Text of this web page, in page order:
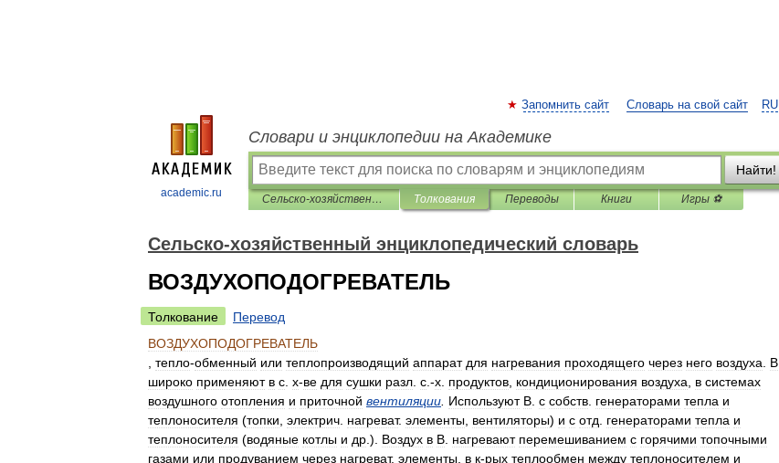
academic.ru
RU
Запомнить сайт Словарь на свой сайт
Словари и энциклопедии на Академике
Найти!
Сельско-хозяйственный энциклопедический словарь Толкования Переводы Книги Игры ⚽
Сельско-хозяйственный энциклопедический словарь
ВОЗДУХОПОДОГРЕВАТЕЛЬ
Толкование
Перевод
ВОЗДУХОПОДОГРЕВАТЕЛЬ
тепло-обменный или теплопроизводящий аппарат для нагревания проходящего через него воздуха В
широко применяют в с х-ве для сушки разл с .-х продуктов кондиционирования воздуха в системах
воздушного отопления и приточной вентиляции Используют В с собств генераторами тепла и
теплоносителя (топки электрич нагреват. элементы вентиляторы) и с отд генераторами тепла и
теплоносителя (водяные котлы и др .). Воздух в В нагревают перемешиванием с горячими топочными
газами или продуванием через нагреват. элементы в к-рых теплообмен между теплоносителем и